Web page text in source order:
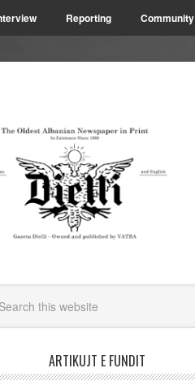
Reporting Community
ARTIKUJT E FUNDIT